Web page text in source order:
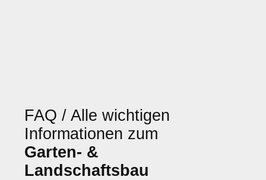
FAQ / Alle wichtigen
Informationen zum
Garten- &
Landschaftsbau